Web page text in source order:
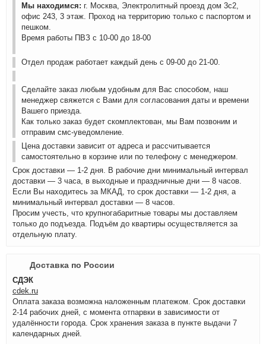
Мы находимся: г. Москва, Электролитный проезд дом 3с2,
офис 243, 3 этаж. Проход на территорию только с паспортом и
пешком.
Время работы ПВЗ с 10-00 до 18-00
Отдел продаж работает каждый день с 09-00 до 21-00.
Сделайте заказ любым удобным для Вас способом, наш
менеджер свяжется с Вами для согласования даты и времени
Вашего приезда.
Как только заказ будет скомплектован, мы Вам позвоним и
отправим смс-уведомление.
Цена доставки зависит от адреса и рассчитывается
самостоятельно в корзине или по телефону с менеджером.
Срок доставки — 1-2 дня. В рабочие дни минимальный интервал
доставки — 3 часа, в выходные и праздничные дни — 8 часов.
Если Вы находитесь за МКАД, то срок доставки — 1-2 дня, а
минимальный интервал доставки — 8 часов.
Просим учесть, что крупногабаритные товары мы доставляем
только до подъезда. Подъём до квартиры осуществляется за
отдельную плату.
Доставка по России
СДЭК
cdek.ru
Оплата заказа возможна наложенным платежом. Срок доставки
2-14 рабочих дней, с момента отпарвки в зависимости от
удалённости города. Срок хранения заказа в пункте выдачи 7
календарных дней.